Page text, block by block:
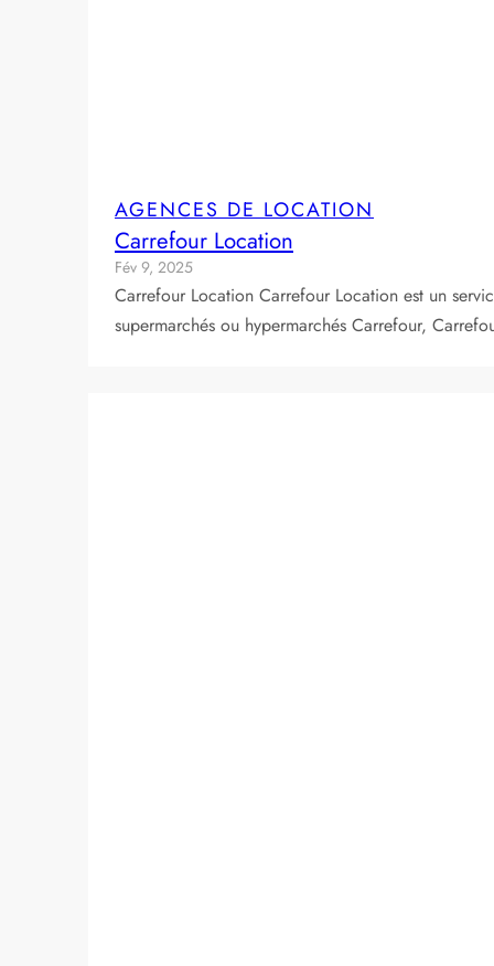
AGENCES DE LOCATION
Carrefour Location
Fév 9, 2025
Carrefour Location Carrefour Location est un
supermarchés ou hypermarchés Carrefour,